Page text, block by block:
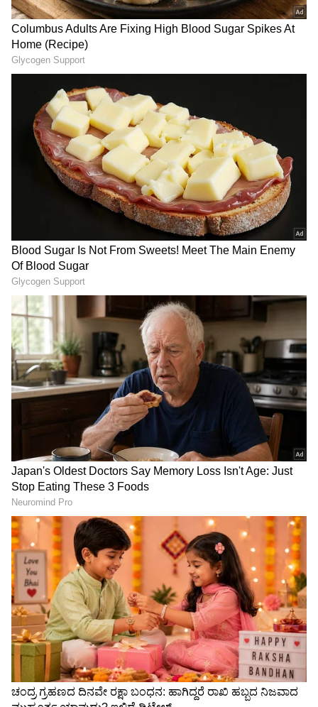
Image Credit :Hardik Pandya Instagram
ಬೇರೆಯವರು ಯಾಕೆ ಅಷ್ಟು ಬರೋದಿಲ್ಲ
ಸಾಮಾನ್ಯವಾಗಿ ಬಿಸಿಸಿಐನಿಂದ ಕೇಂದ್ರೀಯ ಗುತ್ತಿಗೆ ಪಡೆದ
ಕ್ರಿಕೆಟರ್ಸ್ Rehabilitation, ಫಿಟ್‌ನೆಸ್ ಪರೀಕ್ಷೆ ಅಥವಾ
ರಾಷ್ಟ್ರೀಯ ತಂಡದ ಶಿಬಿರಗಳಿಗಾಗಿ ಮಾತ್ರ ಬೆಂಗಳೂರಿನ ಈ
ಕೇಂದ್ರಕ್ಕೆ ಭೇಟಿ ನೀಡುತ್ತಾರೆ. ಆದರೆ ಪಾಂಡ್ಯ ಮಾತ್ರ ಇಲ್ಲಿಯೇ
ಇರುತ್ತಾರಂತೆ.
Related Articles
'ನಾವೀಗಲೂ ಫ್ಯಾಮಿಲಿ..' ಹಾರ್ದಿಕ್‌ ಪಾಂಡ್ಯ ಬಗ್ಗೆ
ಮಾತನಾಡಿದ ನತಾಶಾ!
ಹಾರ್ದಿಕ್‌ ಪಾಂಡ್ಯ ಜೊತೆ ಎಂಗೇಜ್‌ಮೆಂಟ್‌ ಬಗ್ಗೆ ಮೌನ
ಮುರಿದ ಮಹಿಕಾ ಶರ್ಮ!
5